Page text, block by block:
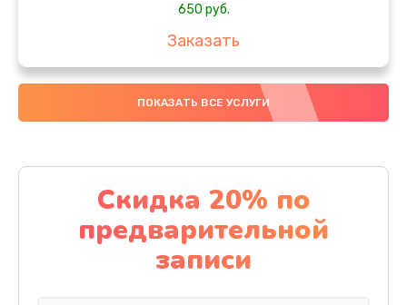
650 руб.
Заказать
Замена аккумулятора
4000 руб.
Замена материнской платы
1100 руб.
Заказать
ПОКАЗАТЬ ВСЕ УСЛУГИ
Скидка 20% по
предварительной
записи